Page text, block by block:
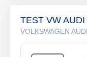
TEST VW
VOLKSWAGEN